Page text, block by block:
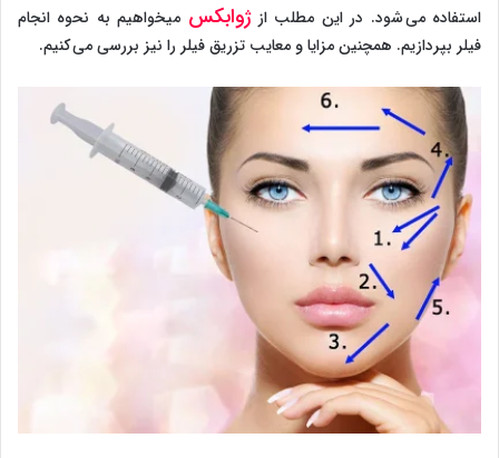
استفاده می شود. در این مطلب ازژوابکس می­خواهیم به نحوه انجام
فیلر بپردازیم. همچنین مزایا و معایب تزریق فیلر را نیز بررسی می کنیم.